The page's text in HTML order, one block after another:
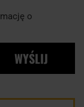
o
WYŚLIJ